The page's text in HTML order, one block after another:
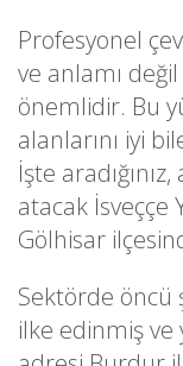
Profesyonel
ve anlamı
önemlidir. Bu
alanlarını iyi
İşte
atacak İsveççe
Gölhisar
Sektörde öncü
ilke edinmiş ve